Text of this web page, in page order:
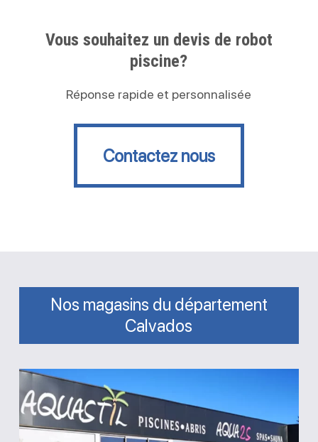
Vous souhaitez un devis de robot
piscine?
Réponse rapide et personnalisée
Contactez nous
Contactez nous
Nos magasins du département
Calvados
Aquastil
Piscines